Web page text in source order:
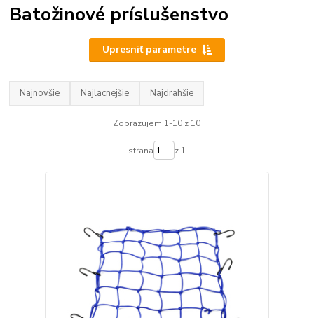
Batožinové príslušenstvo
Upresniť parametre
Najnovšie Najlacnejšie Najdrahšie
Zobrazujem 1-10 z 10
strana z 1